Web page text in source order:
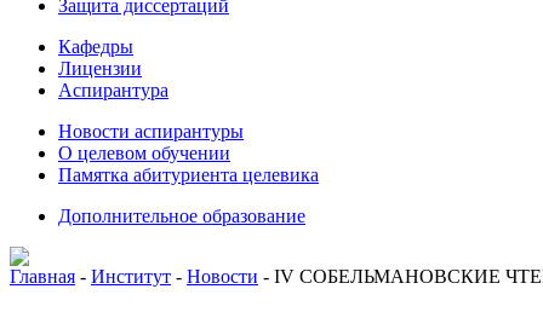
Защита диссертаций
Кафедры
Лицензии
Аспирантура
Новости аспирантуры
О целевом обучении
Памятка абитуриента целевика
Дополнительное образование
Главная - Институт - Новости - IV СОБЕЛЬМАНОВСКИЕ